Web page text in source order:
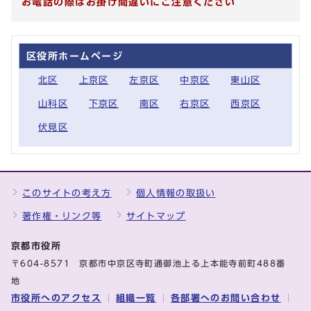
区役所ホームページ
北区 上京区 左京区 中京区 東山区
山科区 下京区 南区 右京区 西京区
伏見区
このサイトの考え方 個人情報の取扱い
著作権・リンク等 サイトマップ
京都市役所
〒604-8571 京都市中京区寺町通御池上る上本能寺前町488番
地
市役所へのアクセス 組織一覧 各部署へのお問い合わせ